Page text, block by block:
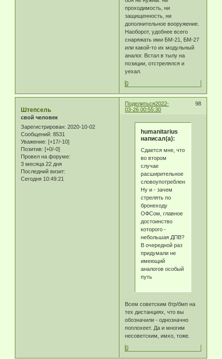
проходимость, ни
защищенность, ни
дополнительное вооружение.
Наоборот, удобнее всего
снаряжать ими БМ-21, БМ-27
или какой-то их модульный
аналог. Встал в тылу на
позиции, отстрелялся и
уехал.
0
Поделиться 98
2022-
03-26 00:55:30
Штепсель
свой человек
Зарегистрирован: 2020-10-02
Сообщений: 8531
Уважение: [+17/-10]
Позитив: [+0/-0]
Провел на форуме:
3 месяца 22 дня
Последний визит:
Сегодня 10:49:21
humanitarius
написал(а):
Сдается мне, что
во втором
случае
расширительное
словоупотребление.
Ну и - зачем
стрелять по
бронеходу
ОФСом, главное
достоинство
которого -
небольшая ДПВ?
В очередной раз
придумали не
имеющий
аналогов особый
путь
Всем советским бтр/бмп на
тех дистанциях, что вы
обозначили - однозначно
поплохеет. Да и многим
несоветским, имхо, тоже.
0